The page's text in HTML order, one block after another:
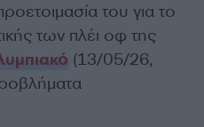
του για το
των πλέι οφ της
(13/05/26,